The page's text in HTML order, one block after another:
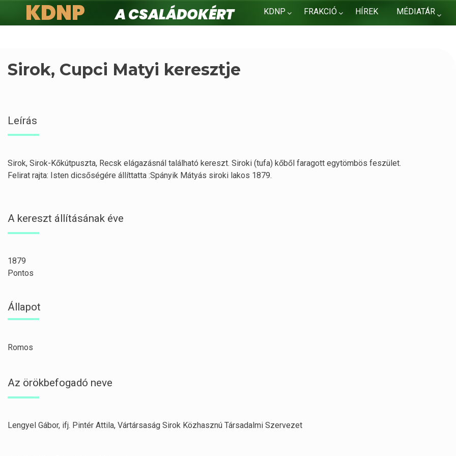
KDNP FRAKCIÓ HÍREK MÉDIATÁR
KDNP
A családokért.
Sirok, Cupci Matyi keresztje
Leírás
Sirok, Sirok-Kőkútpuszta, Recsk elágazásnál található kereszt. Siroki (tufa) kőből faragott egytömbös feszület.
Felirat rajta: Isten dicsőségére állíttatta :Spányik Mátyás siroki lakos 1879.
A kereszt állításának éve
1879
Pontos
Állapot
Romos
Az örökbefogadó neve
Lengyel Gábor, ifj. Pintér Attila, Vártársaság Sirok Közhasznú Társadalmi Szervezet